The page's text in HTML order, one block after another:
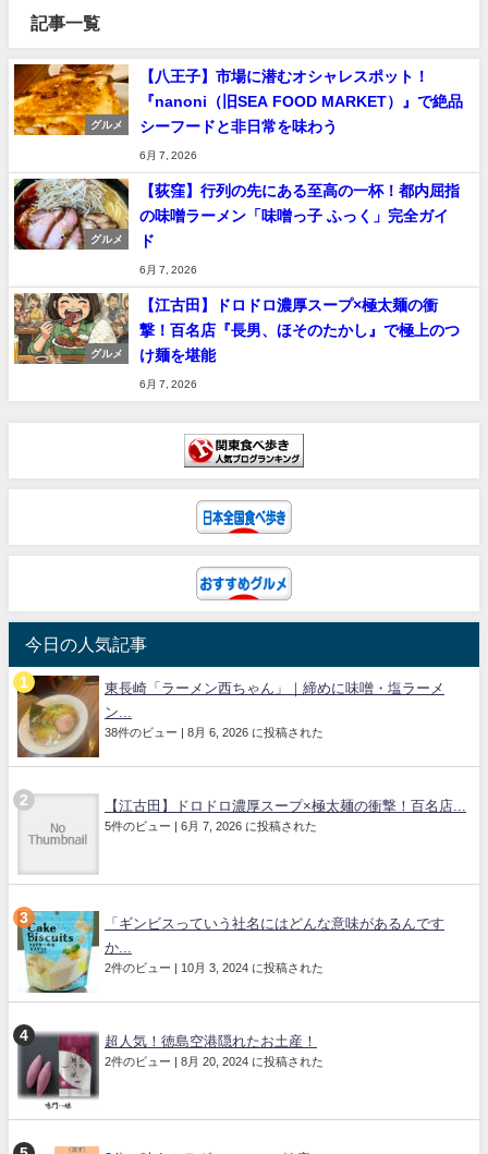
記事一覧
グルメ
【八王子】市場に潜むオシャレスポット！
『nanoni（旧SEA FOOD MARKET）』で絶品
シーフードと非日常を味わう
6月 7, 2026
グルメ
【荻窪】行列の先にある至高の一杯！都内屈指
の味噌ラーメン「味噌っ子 ふっく」完全ガイ
ド
6月 7, 2026
グルメ
【江古田】ドロドロ濃厚スープ×極太麺の衝
撃！百名店『長男、ほそのたかし』で極上のつ
け麺を堪能
6月 7, 2026
今日の人気記事
東長崎「ラーメン西ちゃん」｜締めに味噌・塩ラーメ
ン...
38件のビュー | 8月 6, 2026 に投稿された
【江古田】ドロドロ濃厚スープ×極太麺の衝撃！百名店...
5件のビュー | 6月 7, 2026 に投稿された
「ギンビスっていう社名にはどんな意味があるんです
か...
2件のビュー | 10月 3, 2024 に投稿された
超人気！徳島空港隠れたお土産！
2件のビュー | 8月 20, 2024 に投稿された